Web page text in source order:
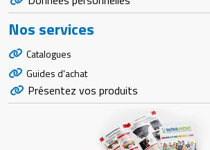
Nos services
Catalogues
Guides d'achat
Présentez vos produits